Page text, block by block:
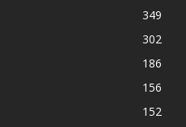
349
302
186
156
152